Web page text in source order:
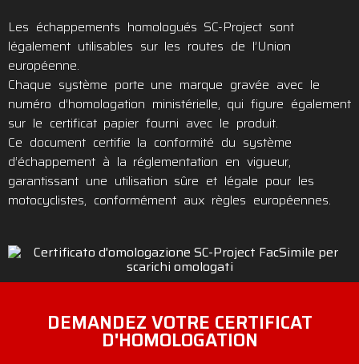
Les échappements homologués SC-Project sont
légalement utilisables sur les routes de l’Union
européenne.
Chaque système porte une marque gravée avec le
numéro d’homologation ministérielle, qui figure également
sur le certificat papier fourni avec le produit.
Ce document certifie la conformité du système
d’échappement à la réglementation en vigueur,
garantissant une utilisation sûre et légale pour les
motocyclistes, conformément aux règles européennes.
DEMANDEZ VOTRE CERTIFICAT
D'HOMOLOGATION